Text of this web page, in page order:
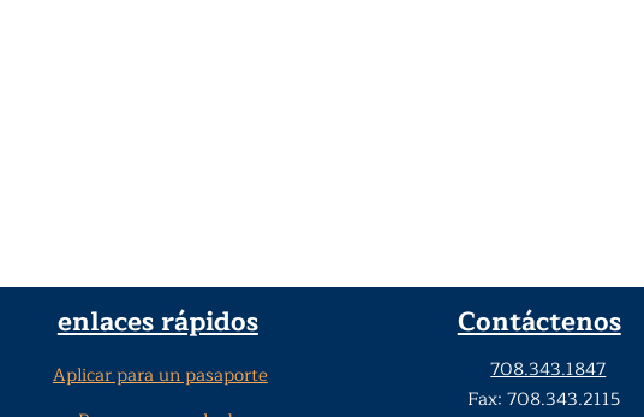
enlaces rápidos
Aplicar para un pasaporte
Contáctenos
708.343.1847
Fax: 708.343.2115